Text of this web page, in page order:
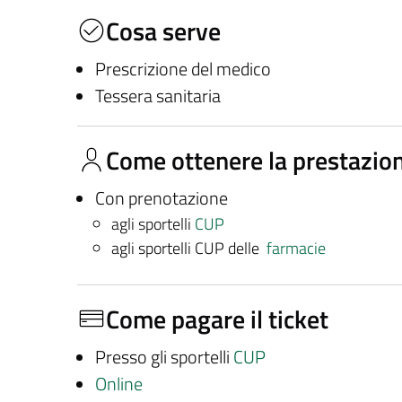
Cosa serve
Prescrizione del medico
Tessera sanitaria
Come ottenere la
Con prenotazione
agli sportelli CUP
agli sportelli CUP delle farmacie
Come pagare il ticket
Presso gli sportelli CUP
Online